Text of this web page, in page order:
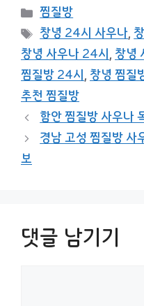
카
테
고
리
찜질방
태
그
창녕 24시 사우나,
창녕 사우나 24시, 창녕
찜질방 24시, 창녕 찜질
추천 찜질방
함안 찜질방 사우나
경남 고성 찜질방 사
보
댓글 남기기